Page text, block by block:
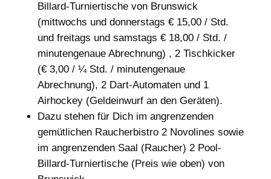
Billard-Turniertische von Brunswick
(mittwochs und donnerstags € 15,00 / Std.
und freitags und samstags € 18,00 / Std. /
minutengenaue Abrechnung) , 2 Tischkicker
(€ 3,00 / ¼ Std. / minutengenaue
Abrechnung), 2 Dart-Automaten und 1
Airhockey (Geldeinwurf an den Geräten).
Dazu stehen für Dich im angrenzenden
gemütlichen Raucherbistro 2 Novolines sowie
im angrenzenden Saal (Raucher) 2 Pool-
Billard-Turniertische (Preis wie oben) von